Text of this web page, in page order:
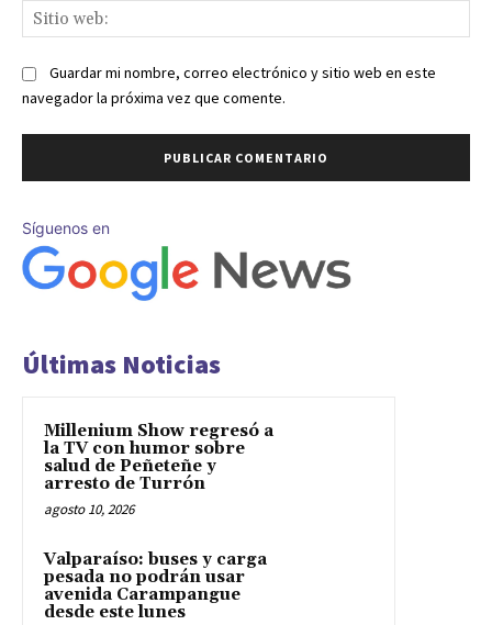
Guardar mi nombre, correo electrónico y sitio web en este
navegador la próxima vez que comente.
Síguenos en
Últimas Noticias
Millenium Show regresó a
la TV con humor sobre
salud de Peñeteñe y
arresto de Turrón
agosto 10, 2026
Valparaíso: buses y carga
pesada no podrán usar
avenida Carampangue
desde este lunes